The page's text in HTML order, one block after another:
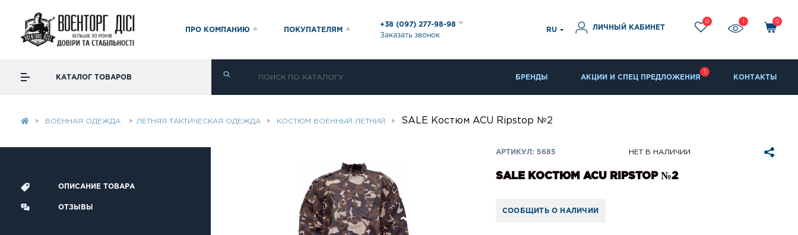
ПРО КОМПАНИЮ ПОКУПАТЕЛЯМ
+38 (097) 277-98-98
Заказать звонок
RU ЛИЧНЫЙ КАБИНЕТ
0 0
КАТАЛОГ ТОВАРОВ БРЕНДЫ АКЦИИ И СПЕЦ ПРЕДЛОЖЕНИЯ КОНТАКТЫ
ВОЕННАЯ ОДЕЖДА ЛЕТНЯЯ ТАКТИЧЕСКАЯ ОДЕЖДА КОСТЮМ ВОЕННЫЙ ЛЕТНИЙ SALE Костюм ACU Ripstop №2
ОПИСАНИЕ ТОВАРА
ОТЗЫВЫ
АРТИКУЛ: 5685 НЕТ В НАЛИЧИИ
SALE КОСТЮМ ACU RIPSTOP №2
СООБЩИТЬ О НАЛИЧИИ